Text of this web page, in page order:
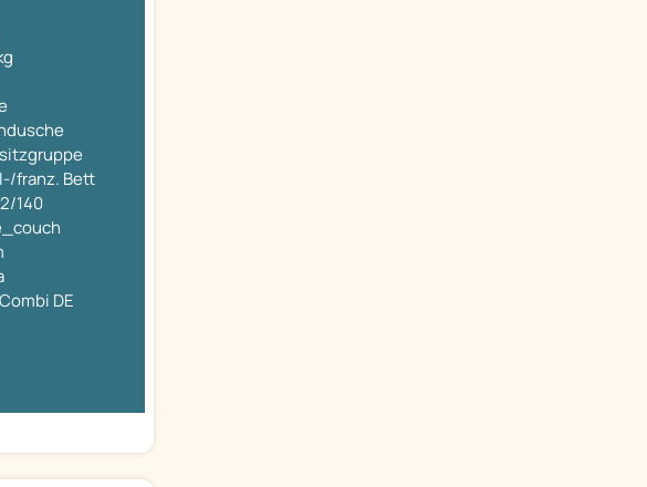
franz. Bett
140
DE